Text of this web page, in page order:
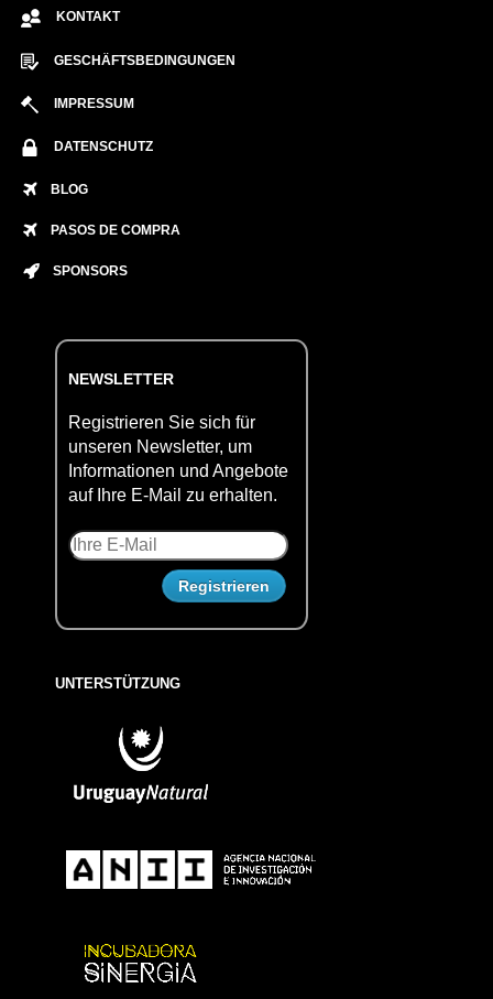
KONTAKT
GESCHÄFTSBEDINGUNGEN
IMPRESSUM
DATENSCHUTZ
BLOG
PASOS DE COMPRA
SPONSORS
NEWSLETTER
Registrieren Sie sich für
unseren Newsletter, um
Informationen und Angebote
auf Ihre E-Mail zu erhalten.
UNTERSTÜTZUNG